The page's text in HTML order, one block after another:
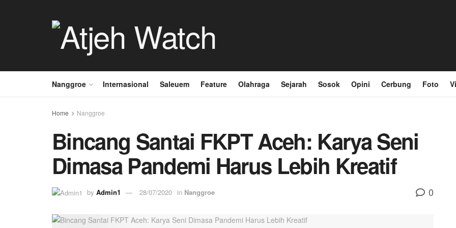
Nanggroe Internasional Saleuem Feature Olahraga Sejarah Sosok Opini Cerbung Foto
Home Nanggroe
Bincang Santai FKPT Aceh: Karya Seni
Dimasa Pandemi Harus Lebih Kreatif
by Admin1 28/07/2020 in Nanggroe 0